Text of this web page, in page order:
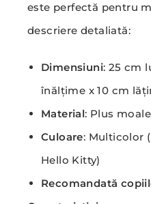
este perfectă pentru
descriere detaliată:
Dimensiuni: 25 cm
înălțime x 10 cm
Material: Plus
Culoare: Multicolor
Hello Kitty)
Recomandată